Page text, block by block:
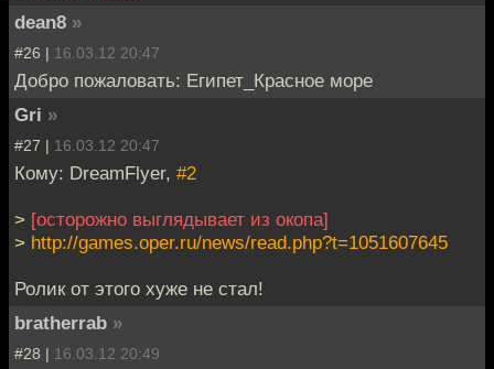
dean8 »
#26 | 16.03.12 20:47
Добро пожаловать: Египет_Красное море
Gri »
#27 | 16.03.12 20:47
Кому: DreamFlyer, #2
> [осторожно выглядывает из окопа]
> http://games.oper.ru/news/read.php?t=1051607645
Ролик от этого хуже не стал!
bratherrab »
#28 | 16.03.12 20:49